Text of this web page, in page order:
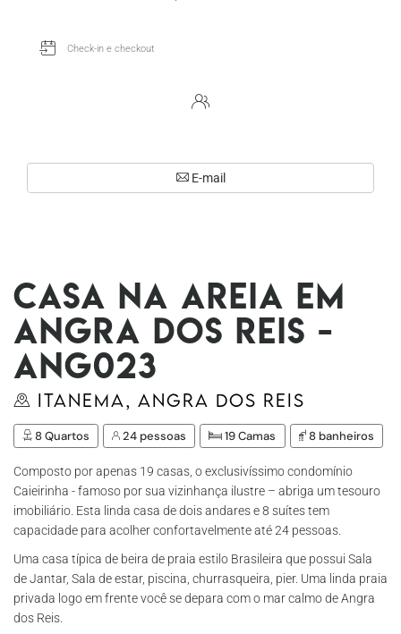
Casa na areia em
Angra dos Reis -
Ang023
Itanema, Angra dos Reis
8 Quartos 24 pessoas 19 Camas 8 banheiros
Composto por apenas 19 casas, o exclusivíssimo condomínio
Caieirinha - famoso por sua vizinhança ilustre – abriga um tesouro
imobiliário. Esta linda casa de dois andares e 8 suítes tem
capacidade para acolher confortavelmente até 24 pessoas.
Uma casa típica de beira de praia estilo Brasileira que possui Sala
de Jantar, Sala de estar, piscina, churrasqueira, pier. Uma linda praia
privada logo em frente você se depara com o mar calmo de Angra
dos Reis.
E-mail